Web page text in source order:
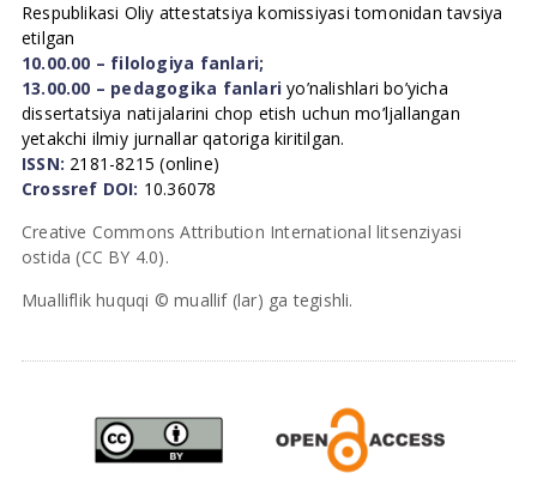
Respublikasi Oliy attestatsiya komissiyasi tomonidan tavsiya
etilgan
10.00.00 – filologiya fanlari;
13.00.00 – pedagogika fanlari yo’nalishlari bo’yicha
dissertatsiya natijalarini chop etish uchun mo’ljallangan
yetakchi ilmiy jurnallar qatoriga kiritilgan.
ISSN: 2181-8215 (online)
Crossref DOI: 10.36078
Creative Commons Attribution International litsenziyasi
ostida (CC BY 4.0).
Mualliflik huquqi © muallif (lar) ga tegishli.